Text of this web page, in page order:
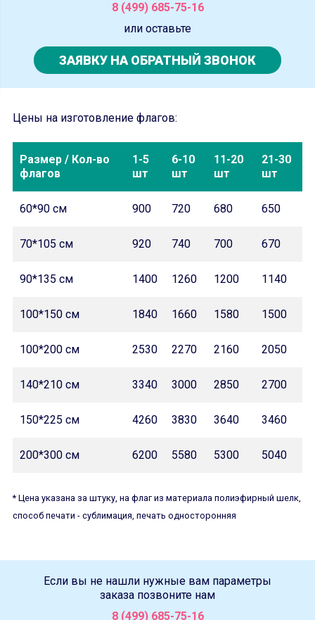
8 (499) 685-75-16
или оставьте
ЗАЯВКУ НА ОБРАТНЫЙ ЗВОНОК
Цены на изготовление флагов:
Размер / Кол-во
флагов
1-5
шт
6-10
шт
11-20
шт
21-30
шт
60*90 см 900 720 680 650
70*105 см 920 740 700 670
90*135 см 1400 1260 1200 1140
100*150 см 1840 1660 1580 1500
100*200 см 2530 2270 2160 2050
140*210 см 3340 3000 2850 2700
150*225 см 4260 3830 3640 3460
200*300 см 6200 5580 5300 5040
* Цена указана за штуку, на флаг из материала полиэфирный шелк,
способ печати - сублимация, печать односторонняя
Если вы не нашли нужные вам параметры
заказа позвоните нам
8 (499) 685-75-16